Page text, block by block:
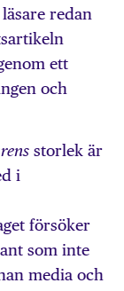
redan
ett
och
storlek är
i
försöker
som inte
media och